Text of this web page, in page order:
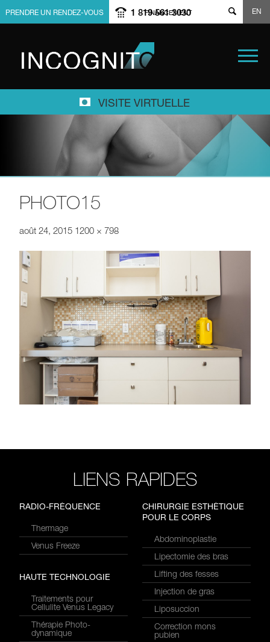
FINANCEMENT
PRENDRE UN RENDEZ-VOUS 1 819 561 3030 EN
VISITE VIRTUELLE
PHOTO15
août 24, 2015 1200 × 798
LIENS RAPIDES
RADIO-FRÉQUENCE
Thermage
Venus Freeze
HAUTE TECHNOLOGIE
Traitements pour
Cellulite Venus Legacy
Thérapie Photo-
dynamique
CHIRURGIE ESTHÉTIQUE
POUR LE CORPS
Abdominoplastie
Lipectomie des bras
Lifting des fesses
Injection de gras
Liposuccion
Correction mons
pubien